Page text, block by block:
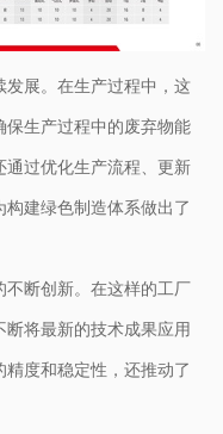
展。在生产过程中，这
生产过程中的废弃物能
过优化生产流程、更新
建绿色制造体系做出了
断创新。在这样的工厂
将最新的技术成果应用
度和稳定性，还推动了